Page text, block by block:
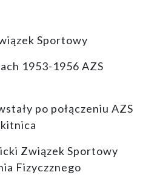
Sportowy
1953-1956 AZS
po połączeniu AZS
Związek Sportowy
Fizyczznego